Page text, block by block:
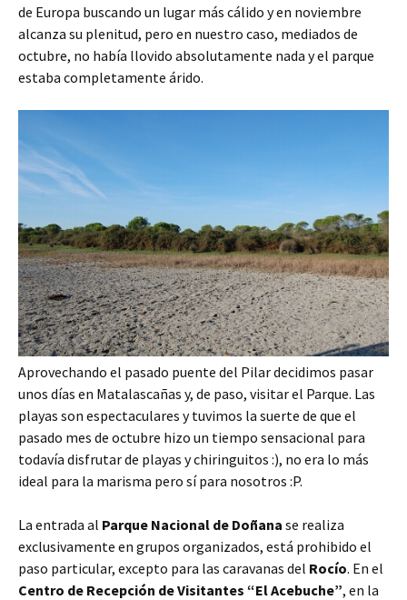
de Europa buscando un lugar más cálido y en noviembre
alcanza su plenitud, pero en nuestro caso, mediados de
octubre, no había llovido absolutamente nada y el parque
estaba completamente árido.
Aprovechando el pasado puente del Pilar decidimos pasar
unos días en Matalascañas y, de paso, visitar el Parque. Las
playas son espectaculares y tuvimos la suerte de que el
pasado mes de octubre hizo un tiempo sensacional para
todavía disfrutar de playas y chiringuitos :), no era lo más
ideal para la marisma pero sí para nosotros :P.
La entrada al Parque Nacional de Doñana se realiza
exclusivamente en grupos organizados, está prohibido el
paso particular, excepto para las caravanas del Rocío. En el
Centro de Recepción de Visitantes “El Acebuche”, en la